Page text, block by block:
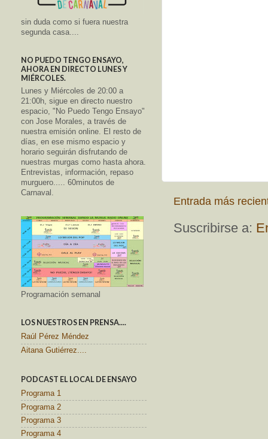
Entrada más
Suscribirse a:
sin duda como si fuera nuestra
segunda casa....
NO PUEDO TENGO ENSAYO,
AHORA EN DIRECTO LUNES Y
MIÉRCOLES.
Lunes y Miércoles de 20:00 a
21:00h, sigue en directo nuestro
espacio, "No Puedo Tengo Ensayo"
con Jose Morales, a través de
nuestra emisión online. El resto de
días, en ese mismo espacio y
horario seguirán disfrutando de
nuestras murgas como hasta ahora.
Entrevistas, información, repaso
murguero..... 60minutos de
Carnaval.
Programación semanal
LOS NUESTROS EN PRENSA....
Raúl Pérez Méndez
Aitana Gutiérrez....
PODCAST EL LOCAL DE ENSAYO
Programa 1
Programa 2
Programa 3
Programa 4